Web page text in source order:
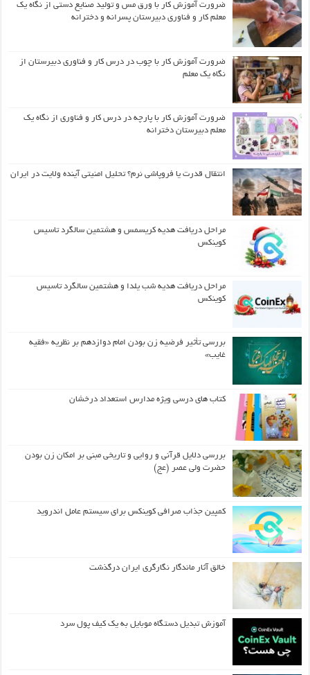
ضرورت آموزش کار با ورق مس و تولید صنایع دستی از نگاه یک
معلم کار و فناوری دبیرستان پسرانه و دخترانه
ضرورت آموزش کار با چوب در درس کار و فناوری دبیرستان از
نگاه یک معلم
ضرورت آموزش کار با پارچه در درس کار و فناوری از نگاه یک
معلم دبیرستان دخترانه
انتقال قدرت یا فروپاشی نرم؟ تحلیل امنیتی آینده ولایت در ایران
مراحل دریافت هدیه کریسمس و هشتمین سالگرد تاسیس
کوینکس
مراحل دریافت هدیه شب یلدا و هشتمین سالگرد تاسیس
کوینکس
بررسی تأثیر فرضیه زن بودن امام دوازدهم بر نظریه «فقیه
غایب»
کتاب های درسی ویژه مدارس استعداد درخشان
بررسی دلایل قرآنی و روایی و تاریخی مبنی بر امکان زن بودن
حضرت ولی عصر (عج)
کمپین جذاب صرافی کوینکس برای سیستم عامل اندروید
خالق آثار ماندگار نگارگری ایران درگذشت
آموزش تبدیل دستگاه موبایل به یک کیف‌ پول سرد